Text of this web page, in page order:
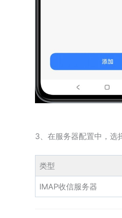
3、在服务器配置中，选
类型
IMAP收信服务器